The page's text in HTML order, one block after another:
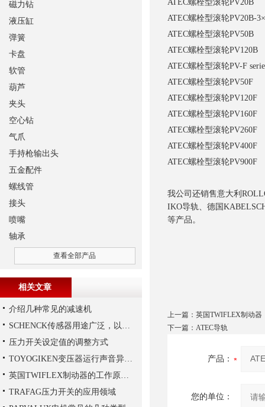
ATEC螺栓型滚轮PV20B
ATEC螺栓型滚轮PV20B-
ATEC螺栓型滚轮PV50B
ATEC螺栓型滚轮PV120B
ATEC螺栓型滚轮PV-F
ATEC螺栓型滚轮PV50F
ATEC螺栓型滚轮PV120F
ATEC螺栓型滚轮PV160F
ATEC螺栓型滚轮PV260F
ATEC螺栓型滚轮PV400F
ATEC螺栓型滚轮PV900F
我公司还销售意大利
IKO导轨、德国
等产品。
上一篇： 英国TWIFLEX制动器
下一篇： ATEC导轨
产品：
您的单位：
磁力钻
液压缸
弹簧
卡盘
软管
葫芦
夹头
空心钻
气爪
手持枪输出头
五金配件
螺线管
接头
喷嘴
轴承
查看全部产品
相关文章
介绍几种常见的减速机
SCHENCK传感器用途广泛，以下是一些常见的应用领域
压力开关设定值的调整方式
TOYOGIKEN变压器运行声音异常的判断方法
英国TWIFLEX制动器的工作原理,大家想知道吗？
TRAFAG压力开关的应用领域